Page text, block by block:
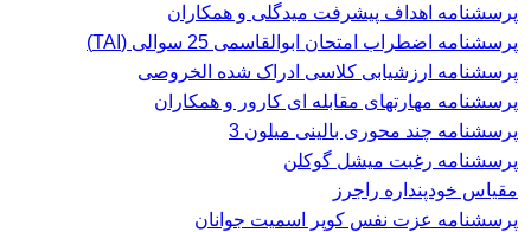
پرسشنامه اهداف پیشرفت میدگلی و همکاران
پرسشنامه اضطراب امتحان ابوالقاسمی 25 سوالی (TAI)
پرسشنامه ارزشیابی کلاسی ادراک شده الخروصی
پرسشنامه مهارتهای مقابله ای کارور و همکاران
پرسشنامه چند محوری بالینی میلون 3
پرسشنامه رغبت ميشل گوكلن
مقیاس خودپنداره راجرز
پرسشنامه عزت نفس كوپر اسميت جوانان